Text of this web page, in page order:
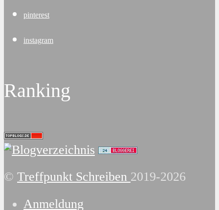
pinterest
instagram
Ranking
© Treffpunkt Schreiben 2019-2026
Anmeldung